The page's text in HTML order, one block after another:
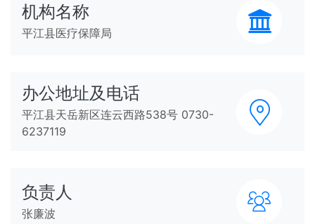
机构名称
平江县医疗保障局
办公地址及电话
平江县天岳新区连云西路538号 0730-
6237119
负责人
张廉波